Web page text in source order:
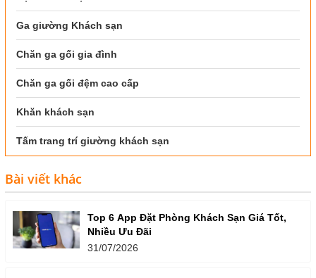
Ga giường Khách sạn
Chăn ga gối gia đình
Chăn ga gối đệm cao cấp
Khăn khách sạn
Tấm trang trí giường khách sạn
Bài viết khác
Top 6 App Đặt Phòng Khách Sạn Giá Tốt,
Nhiều Ưu Đãi
31/07/2026